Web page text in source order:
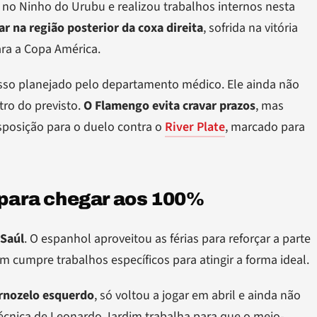
Ninho do Urubu e realizou trabalhos internos nesta
na região posterior da coxa direita, sofrida na vitória
a Copa América.
planejado pelo departamento médico. Ele ainda não
do previsto.O Flamengo evita cravar prazos, mas
para o duelo contra o River Plate, marcado para
chegar aos 100%
Saúl. O espanhol aproveitou as férias para reforçar a parte
cumpre trabalhos específicos para atingir a forma ideal.
esquerdo, só voltou a jogar em abril e ainda não